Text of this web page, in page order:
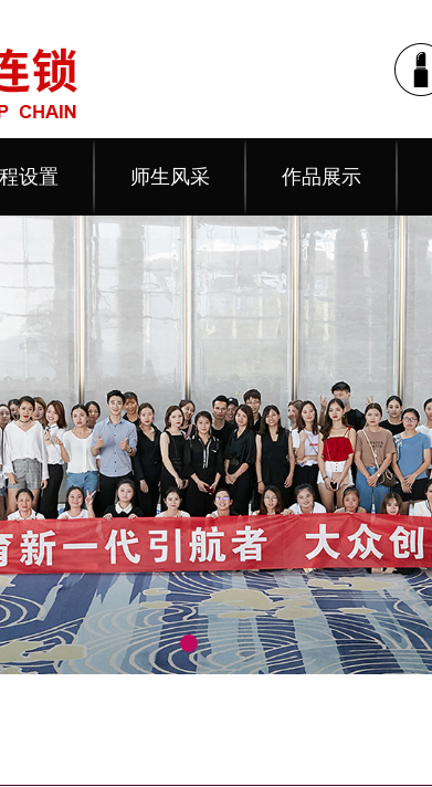
设置 师生风采 作品展示